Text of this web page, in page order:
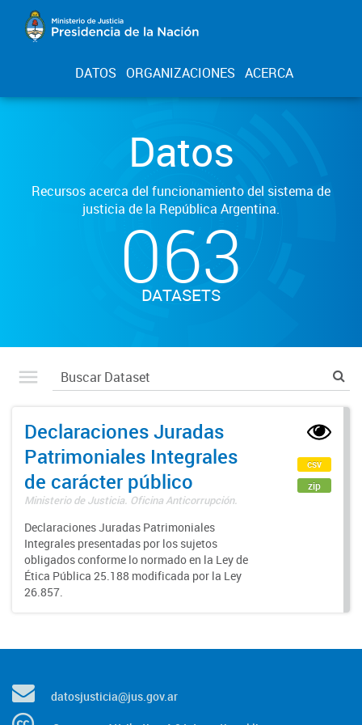
DATOS ORGANIZACIONES ACERCA
Datos
Recursos acerca del funcionamiento del sistema de
justicia de la República Argentina.
063
DATASETS
Declaraciones Juradas
Patrimoniales Integrales
de carácter público
Ministerio de Justicia. Oficina Anticorrupción.
Declaraciones Juradas Patrimoniales
Integrales presentadas por los sujetos
obligados conforme lo normado en la Ley de
Ética Pública 25.188 modificada por la Ley
26.857.
csv
zip
datosjusticia@jus.gov.ar